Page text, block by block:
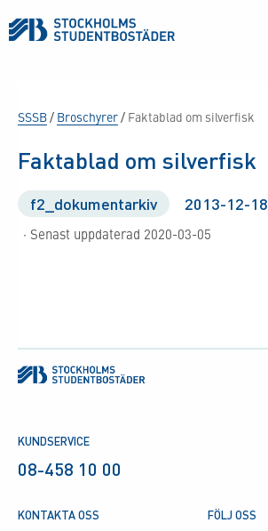
SSSB/ Broschyrer/ Faktablad om silverfisk
Faktablad om silverfisk
f2_dokumentarkiv 2013-12-18
· Senast uppdaterad 2020-03-05
KUNDSERVICE
08-458 10 00
KONTAKTA OSS
FÖLJ OSS